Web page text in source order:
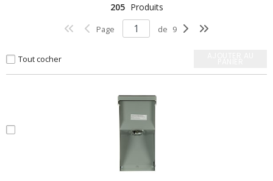
205 Produits
Page de 9
Tout cocher